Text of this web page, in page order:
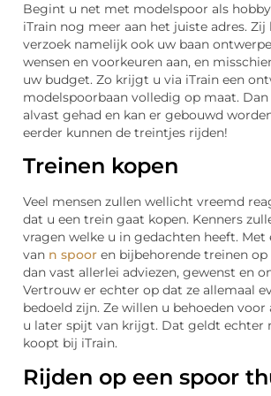
Begint u net met modelspoor als
iTrain nog meer aan het juiste adres.
verzoek namelijk ook uw baan
wensen en voorkeuren aan, en
uw budget. Zo krijgt u via iTrain een
modelspoorbaan volledig op maat.
alvast gehad en kan er gebouwd
eerder kunnen de treintjes rijden!
Treinen kopen
Veel mensen zullen wellicht vreemd
dat u een trein gaat kopen. Kenners
vragen welke u in gedachten heeft. Met
van n spoor en bijbehorende treinen
dan vast allerlei adviezen, gewenst en
Vertrouw er echter op dat ze allemaal
bedoeld zijn. Ze willen u behoeden voor
u later spijt van krijgt. Dat geldt echter
koopt bij iTrain.
Rijden op een spoor